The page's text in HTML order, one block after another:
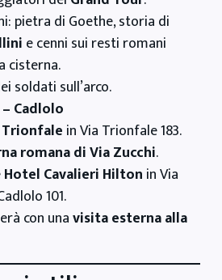
pietra di Goethe, storia di
e cenni sui resti romani
cisterna.
soldati sull’arco.
Cadlolo
in Via Trionfale 183.
romana di Via Zucchi.
Hotel Cavalieri Hilton in Via
101.
con unavisita esterna alla